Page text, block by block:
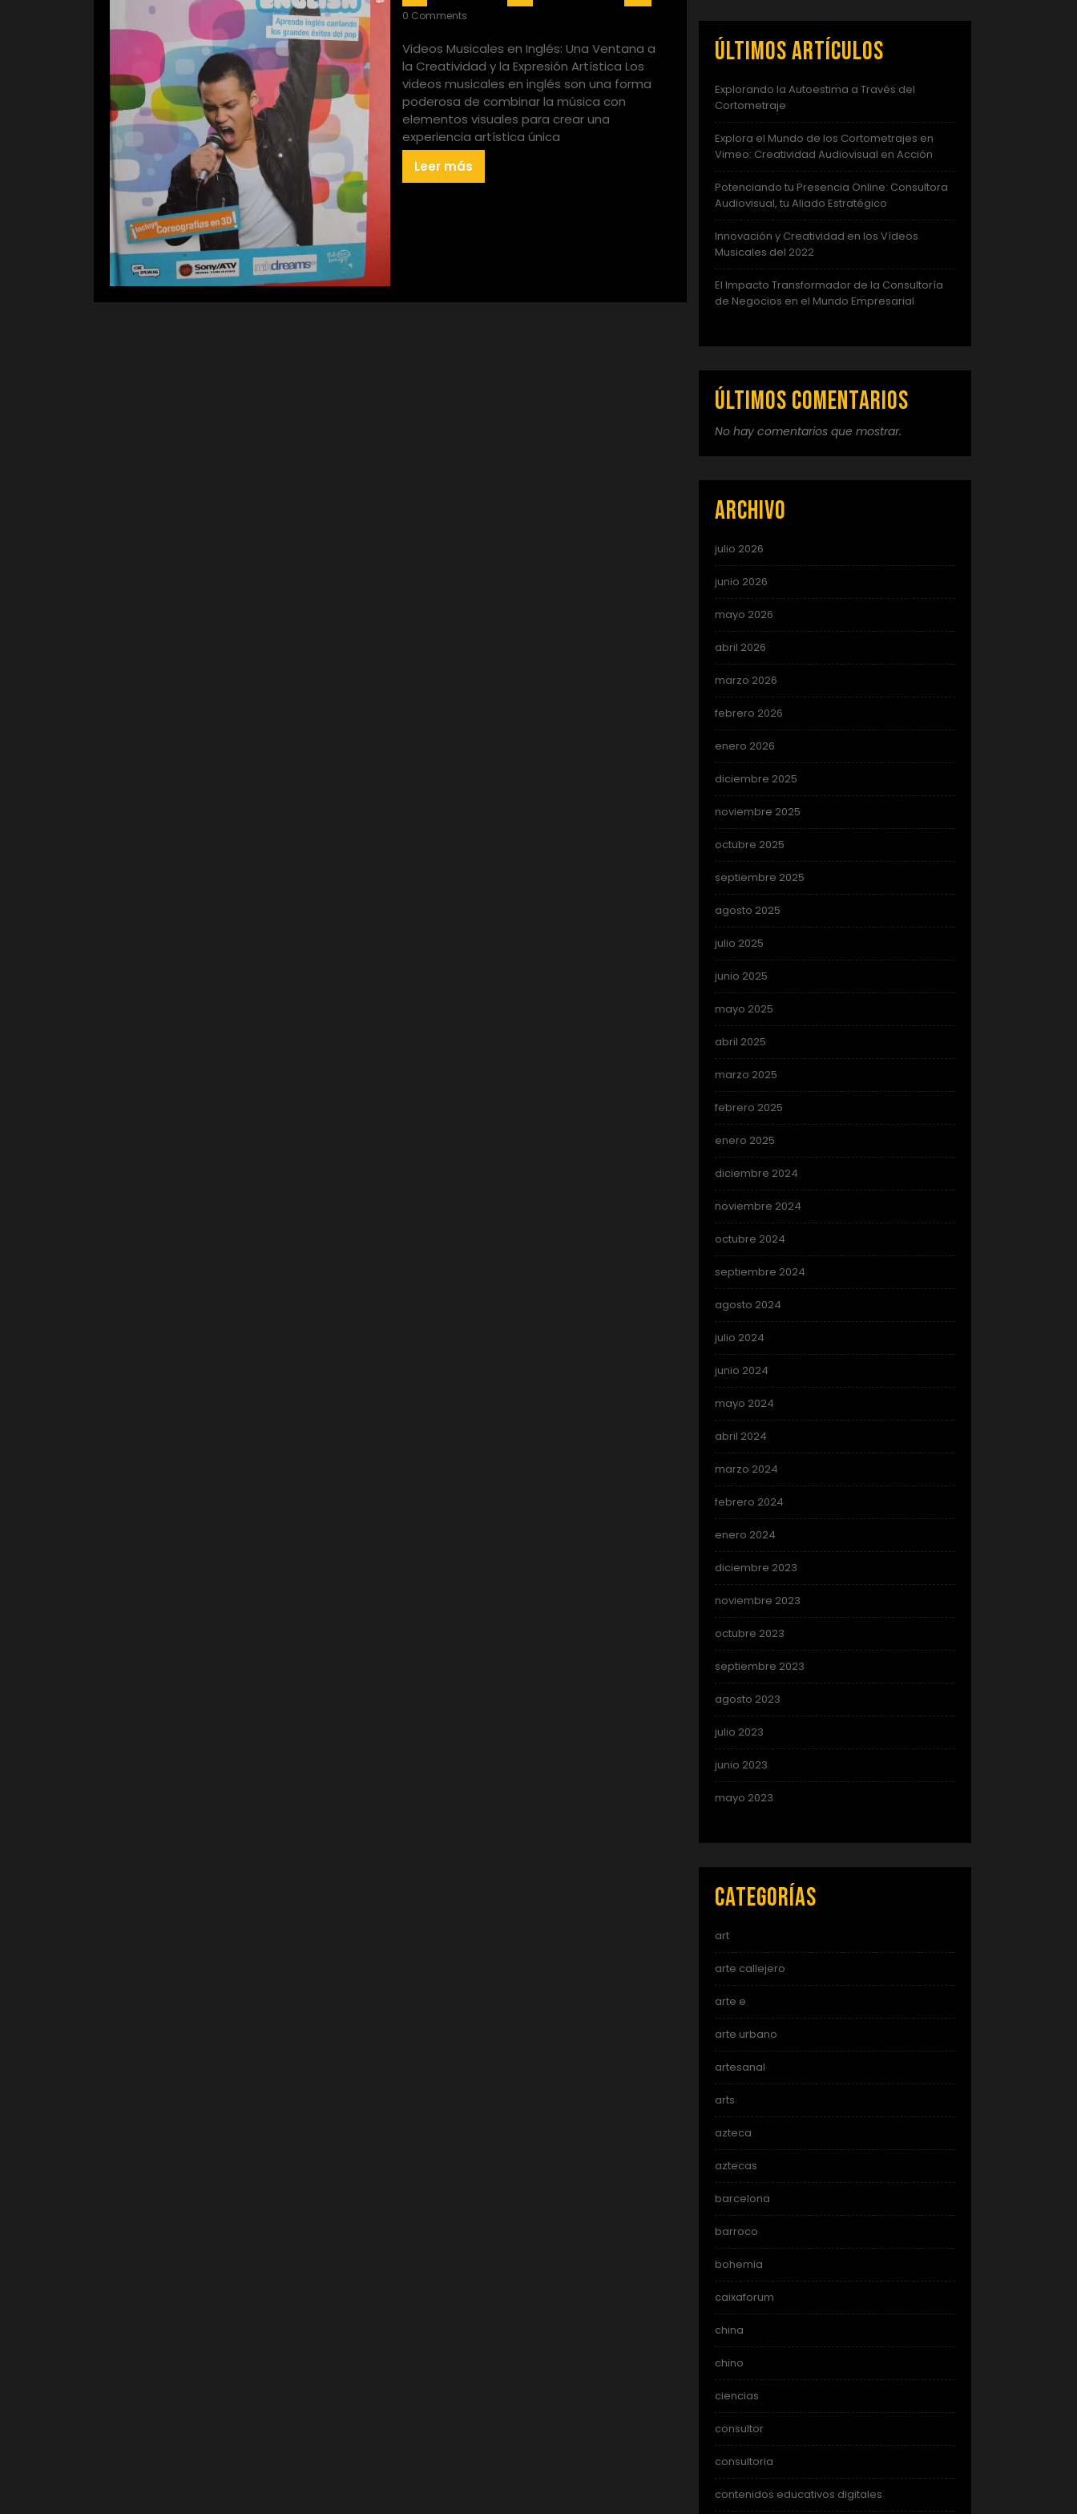
0 Comments
Videos Musicales en Inglés: Una Ventana a
la Creatividad y la Expresión Artística Los
videos musicales en inglés son una forma
poderosa de combinar la música con
elementos visuales para crear una
experiencia artística única
Leer más
Últimos artículos
Explorando la Autoestima a Través del
Cortometraje
Explora el Mundo de los Cortometrajes en
Vimeo: Creatividad Audiovisual en Acción
Potenciando tu Presencia Online: Consultora
Audiovisual, tu Aliado Estratégico
Innovación y Creatividad en los Vídeos
Musicales del 2022
El Impacto Transformador de la Consultoría
de Negocios en el Mundo Empresarial
Últimos comentarios
No hay comentarios que mostrar.
Archivo
julio 2026
junio 2026
mayo 2026
abril 2026
marzo 2026
febrero 2026
enero 2026
diciembre 2025
noviembre 2025
octubre 2025
septiembre 2025
agosto 2025
julio 2025
junio 2025
mayo 2025
abril 2025
marzo 2025
febrero 2025
enero 2025
diciembre 2024
noviembre 2024
octubre 2024
septiembre 2024
agosto 2024
julio 2024
junio 2024
mayo 2024
abril 2024
marzo 2024
febrero 2024
enero 2024
diciembre 2023
noviembre 2023
octubre 2023
septiembre 2023
agosto 2023
julio 2023
junio 2023
mayo 2023
Categorías
art
arte callejero
arte e
arte urbano
artesanal
arts
azteca
aztecas
barcelona
barroco
bohemia
caixaforum
china
chino
ciencias
consultor
consultoria
contenidos educativos digitales